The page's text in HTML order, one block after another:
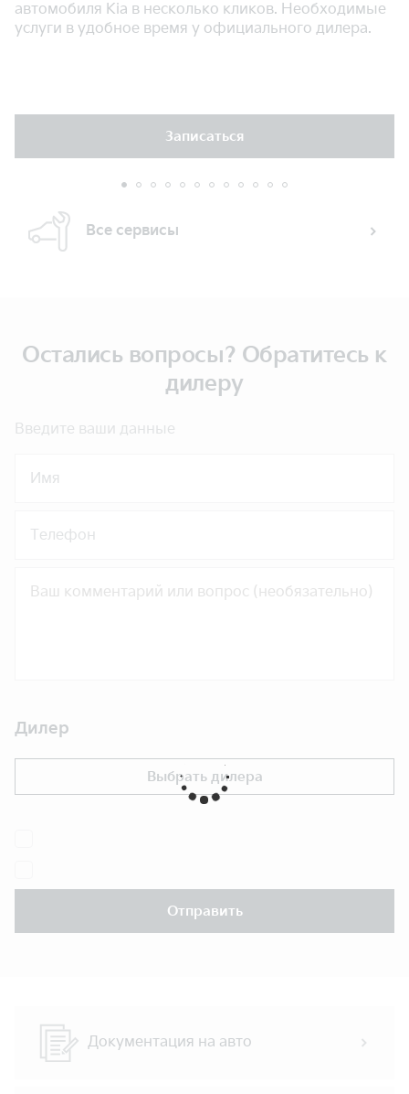
Все сервисы
автомобиля Kia в несколько кликов. Необходимые
услуги в удобное время у официального дилера.
Записаться
Остались вопросы? Обратитесь к
дилеру
Введите ваши данные
Имя
Телефон
Дилер
Выбрать дилера
Отправить
Документация на авто